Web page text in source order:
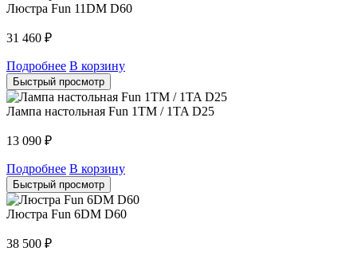
Люстра Fun 11DM D60
31 460 ₽
Подробнее В корзину
Быстрый просмотр
Лампа настольная Fun 1TM / 1TA D25
13 090 ₽
Подробнее В корзину
Быстрый просмотр
Люстра Fun 6DM D60
38 500 ₽